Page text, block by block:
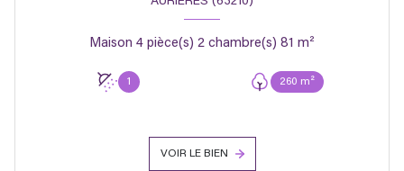
Maison 4 pièce(s) 2 chambre(s) 81 m²
1 260 m²
VOIR LE BIEN